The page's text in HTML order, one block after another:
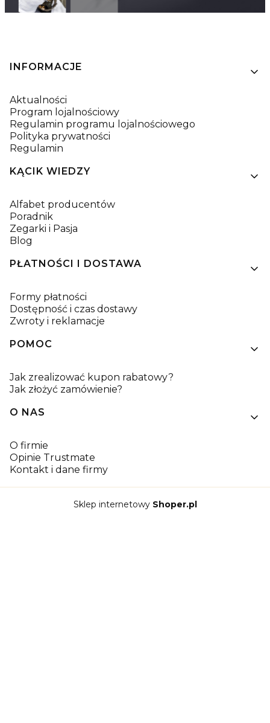
Linki w stopce
INFORMACJE
Aktualności
Program lojalnościowy
Regulamin programu lojalnościowego
Polityka prywatności
Regulamin
KĄCIK WIEDZY
Alfabet producentów
Poradnik
Zegarki i Pasja
Blog
PŁATNOŚCI I DOSTAWA
Formy płatności
Dostępność i czas dostawy
Zwroty i reklamacje
POMOC
Jak zrealizować kupon rabatowy?
Jak złożyć zamówienie?
O NAS
O firmie
Opinie Trustmate
Kontakt i dane firmy
Sklep internetowy Shoper.pl